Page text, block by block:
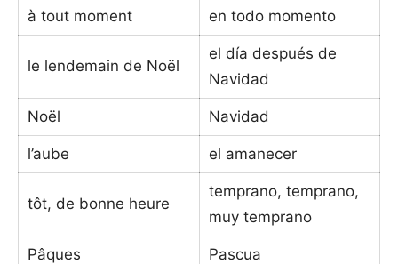
à tout moment en todo momento
le lendemain de Noël
el día después de
Navidad
Noël Navidad
l’aube el amanecer
tôt, de bonne heure
temprano, temprano,
muy temprano
Pâques Pascua